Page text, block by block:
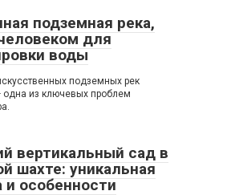
подземная река,
для
воды
подземных рек
из ключевых проблем
вертикальный сад в
шахте: уникальная
и особенности